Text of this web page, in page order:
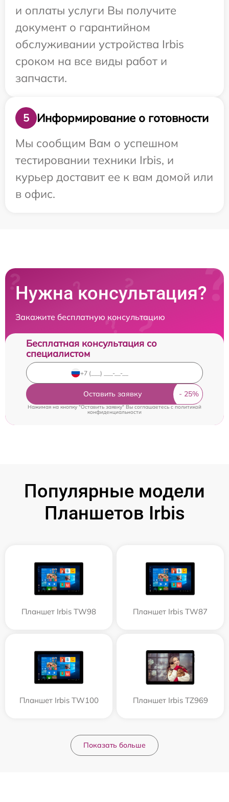
и оплаты услуги Вы получите
документ о гарантийном
обслуживании устройства Irbis
сроком на все виды работ и
запчасти.
5
Информирование о готовности
Мы сообщим Вам о успешном
тестировании техники Irbis, и
курьер доставит ее к вам домой или
в офис.
Нужна консультация?
Закажите бесплатную консультацию
Бесплатная консультация со
специалистом
Оставить заявку
Нажимая на кнопку "Оставить заявку" Вы соглашаетесь c политикой
конфиденциальности
Популярные модели
Планшетов Irbis
Планшет Irbis TW98 Планшет Irbis TW87
Планшет Irbis TW100 Планшет Irbis TZ969
Показать больше